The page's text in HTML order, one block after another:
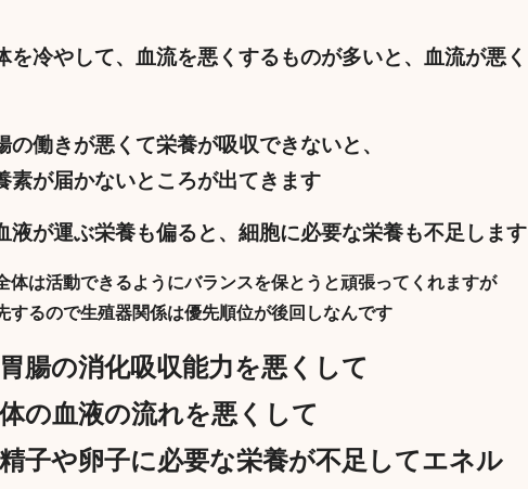
を冷やして、血流を悪くするものが多いと、血流が悪く
働きが悪くて栄養が吸収できないと、
素が届かないところが出てきます
液が運ぶ栄養も偏ると、細胞に必要な栄養も不足します
体は活動できるようにバランスを保とうと頑張ってくれますが
するので生殖器関係は優先順位が後回しなんです
腸の消化吸収能力を悪くして
の血液の流れを悪くして
子や卵子に必要な栄養が不足してエネル